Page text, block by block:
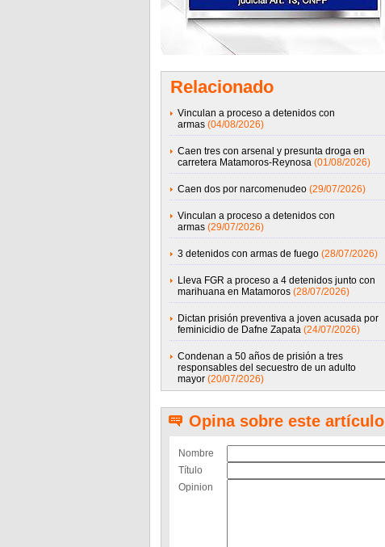
Relacionado
Vinculan a proceso a detenidos con
armas (04/08/2026)
Caen tres con arsenal y presunta droga en
carretera Matamoros-Reynosa (01/08/2026)
Caen dos por narcomenudeo (29/07/2026)
Vinculan a proceso a detenidos con
armas (29/07/2026)
3 detenidos con armas de fuego (28/07/2026)
Lleva FGR a proceso a 4 detenidos junto con
marihuana en Matamoros (28/07/2026)
Dictan prisión preventiva a joven acusada por
feminicidio de Dafne Zapata (24/07/2026)
Condenan a 50 años de prisión a tres
responsables del secuestro de un adulto
mayor (20/07/2026)
Opina sobre este artículo
Nombre
Título
Opinion